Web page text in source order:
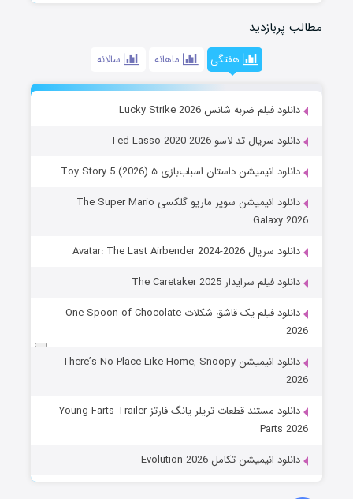
مطالب پربازدید
هفتگی ماهانه سالانه
دانلود فیلم ضربه شانس Lucky Strike 2026
دانلود سریال تد لاسو Ted Lasso 2020-2026
دانلود انیمیشن داستان اسباب‌بازی ۵ Toy Story 5 (2026)
دانلود انیمیشن سوپر ماریو گلکسی The Super Mario
Galaxy 2026
دانلود سریال Avatar: The Last Airbender 2024-2026
دانلود فیلم سرایدار The Caretaker 2025
دانلود فیلم یک قاشق شکلات One Spoon of Chocolate
2026
دانلود انیمیشن There’s No Place Like Home, Snoopy
2026
دانلود مستند قطعات تریلر یانگ فارتز Young Farts Trailer
Parts 2026
دانلود انیمیشن تکامل Evolution 2026